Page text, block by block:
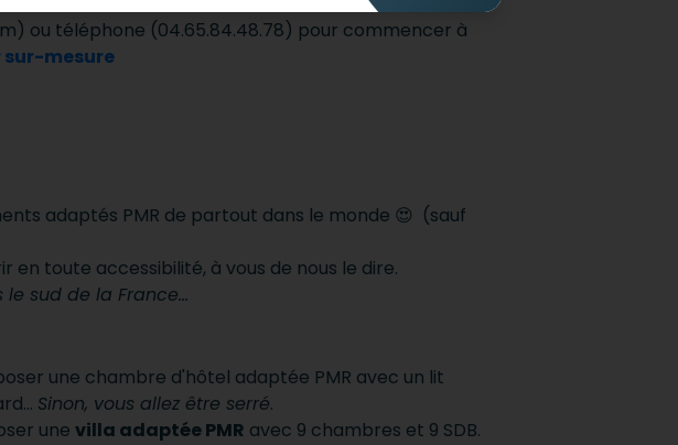
ou téléphone (04.65.84.48.78) pour commencer à
sur-mesure
adaptés PMR de partout dans le monde 😍 (sauf
en toute accessibilité, à vous de nous le dire.
le sud de la France…
une chambre d'hôtel adaptée PMR avec un lit
Sinon, vous allez être serré.
une villa adaptée PMR avec 9 chambres et 9 SDB.